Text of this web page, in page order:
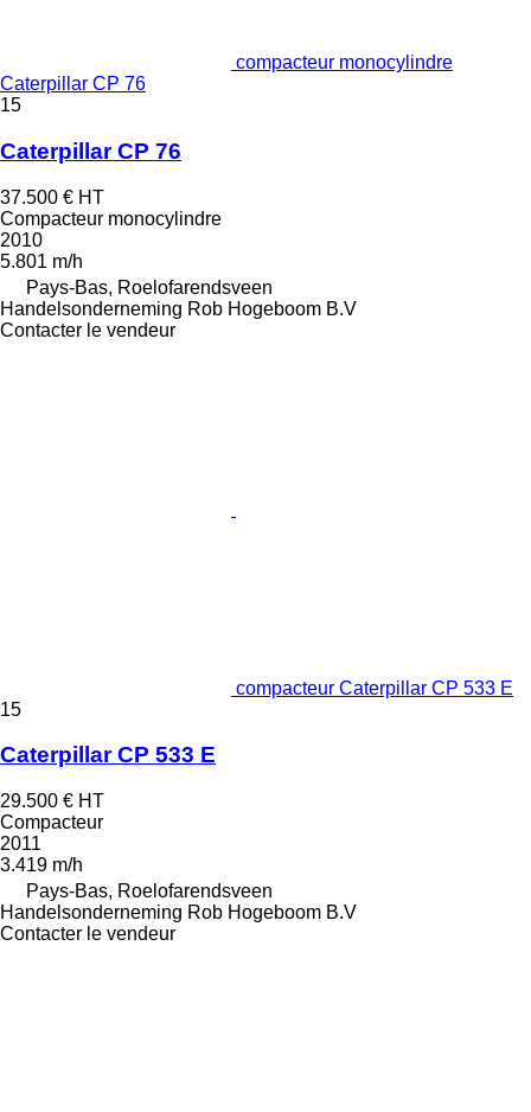
compacteur monocylindre
Caterpillar CP 76
15
Caterpillar CP 76
37.500 € HT
Compacteur monocylindre
2010
5.801 m/h
Pays-Bas, Roelofarendsveen
Handelsonderneming Rob Hogeboom B.V
Contacter le vendeur
compacteur Caterpillar CP 533 E
15
Caterpillar CP 533 E
29.500 € HT
Compacteur
2011
3.419 m/h
Pays-Bas, Roelofarendsveen
Handelsonderneming Rob Hogeboom B.V
Contacter le vendeur